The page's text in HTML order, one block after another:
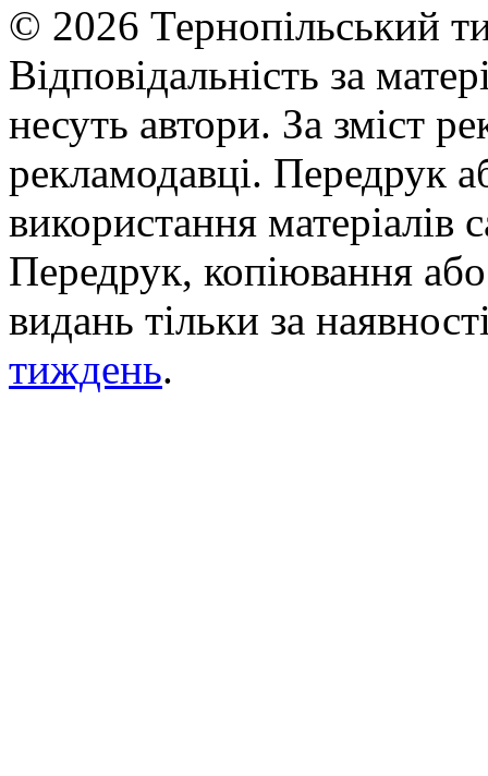
© 2026 Тернопільський
Відповідальність за
несуть автори. За зміст
рекламодавці. Передрук
використання матеріалів
Передрук, копіювання
видань тільки за
тиждень.